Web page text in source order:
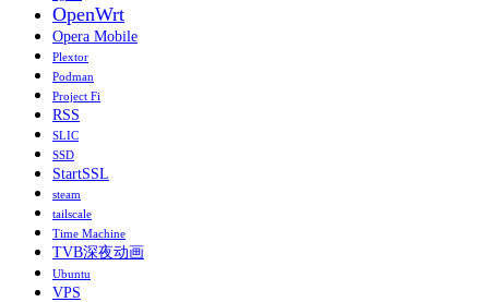
OpenWrt
Opera Mobile
Plextor
Podman
Project Fi
RSS
SLIC
SSD
StartSSL
steam
tailscale
Time Machine
TVB深夜动画
Ubuntu
VPS